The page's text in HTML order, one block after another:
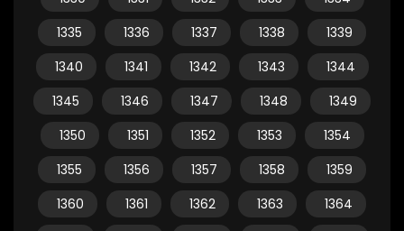
1335
1336 1337 1338
1339
1340
1341 1342 1343
1344
1345
1346 1347 1348
1349
1350
1351 1352 1353
1354
1355
1356 1357 1358
1359
1360
1361 1362 1363
1364